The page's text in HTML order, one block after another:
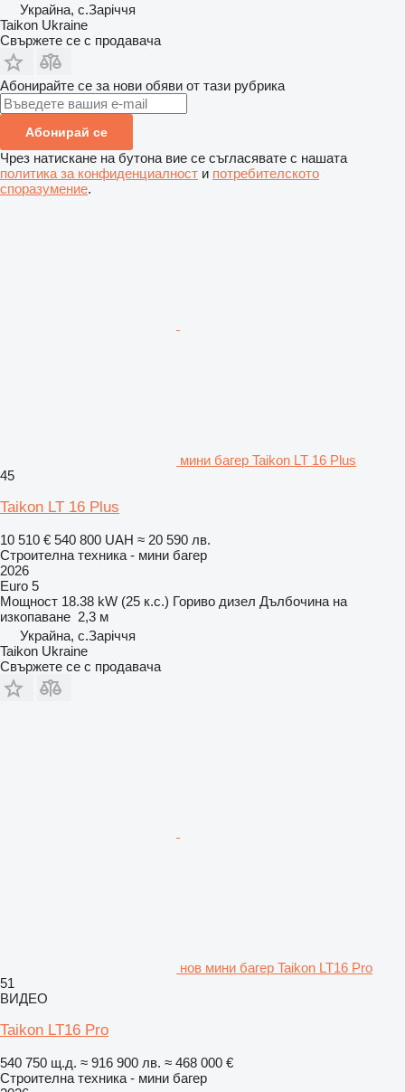
Украйна, с.Заріччя
Taikon Ukraine
Свържете се с продавача
Абонирайте се за нови обяви от тази рубрика
Абонирай се
Чрез натискане на бутона вие се съгласявате с нашата
политика за конфиденциалност и потребителското
споразумение.
мини багер Taikon LT 16 Plus
45
Taikon LT 16 Plus
10 510 € 540 800 UAH ≈ 20 590 лв.
Строителна техника - мини багер
2026
Euro 5
Мощност 18.38 kW (25 к.с.) Гориво дизел Дълбочина на
изкопаване 2,3 м
Украйна, с.Заріччя
Taikon Ukraine
Свържете се с продавача
нов мини багер Taikon LT16 Pro
51
ВИДЕО
Taikon LT16 Pro
540 750 щ.д. ≈ 916 900 лв. ≈ 468 000 €
Строителна техника - мини багер